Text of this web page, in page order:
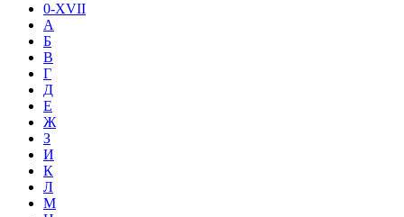
0-XVII
А
Б
В
Г
Д
Е
Ж
З
И
К
Л
М